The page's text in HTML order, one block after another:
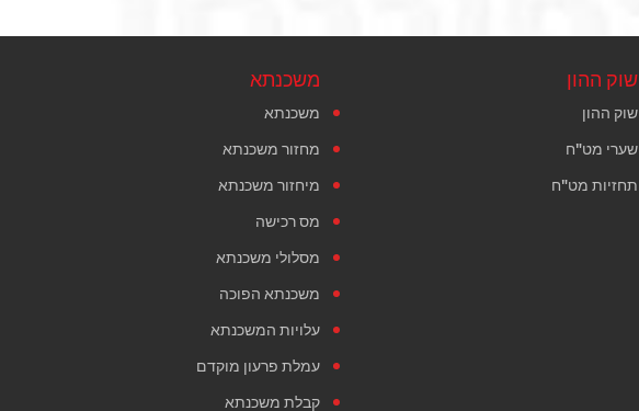
משכנתא
משכנתא
מחזור משכנתא
מיחזור משכנתא
מס רכישה
מסלולי משכנתא
משכנתא הפוכה
עלויות המשכנתא
עמלת פרעון מוקדם
קבלת משכנתא
שוק ההון
שוק ההון
שערי מט"ח
תחזיות מט"ח